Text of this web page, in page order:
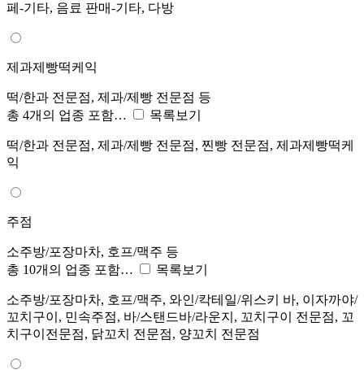
페-기타, 음료 판매-기타, 다방
제과제빵떡케익
떡/한과 전문점, 제과/제빵 전문점 등
총 4개의 업종 포함…
목록보기
떡/한과 전문점, 제과/제빵 전문점, 찐빵 전문점, 제과제빵떡케
익
주점
소주방/포장마차, 호프/맥주 등
총 10개의 업종 포함…
목록보기
소주방/포장마차, 호프/맥주, 와인/칵테일/위스키 바, 이자까야/
꼬치구이, 민속주점, 바/스탠드바/라운지, 꼬치구이 전문점, 꼬
치구이전문점, 닭꼬치 전문점, 양꼬치 전문점